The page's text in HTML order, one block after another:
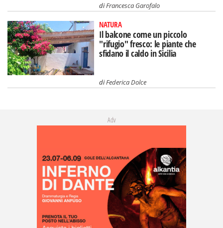
diFrancesca Garofalo
NATURA
Il balcone come un piccolo
"rifugio" fresco: le piante che
sfidano il caldo in Sicilia
diFederica Dolce
Adv